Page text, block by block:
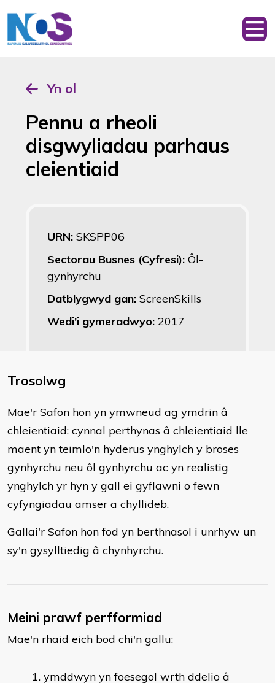
Yn ol
Pennu a rheoli
disgwyliadau parhaus
cleientiaid
URN: SKSPP06
Sectorau Busnes (Cyfresi): Ôl-
gynhyrchu
Datblygwyd gan: ScreenSkills
Wedi'i gymeradwyo: 2017
Trosolwg
Mae'r Safon hon yn ymwneud ag ymdrin â
chleientiaid: cynnal perthynas â chleientiaid lle
maent yn teimlo'n hyderus ynghylch y broses
gynhyrchu neu ôl gynhyrchu ac yn realistig
ynghylch yr hyn y gall ei gyflawni o fewn
cyfyngiadau amser a chyllideb.
Gallai'r Safon hon fod yn berthnasol i unrhyw un
sy'n gysylltiedig â chynhyrchu.
Meini prawf perfformiad
Mae'n rhaid eich bod chi'n gallu:
ymddwyn yn foesegol wrth ddelio â